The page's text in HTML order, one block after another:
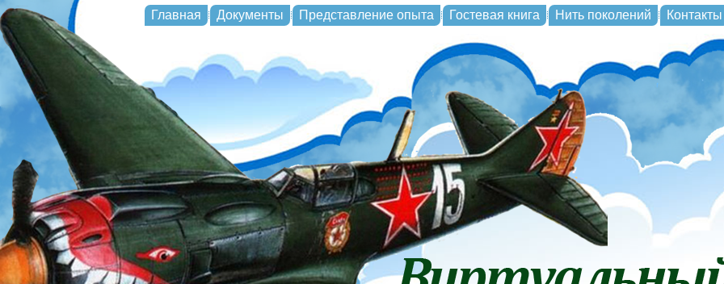
Главная Документы Представление опыта Гостевая книга Нить поколений Контакты